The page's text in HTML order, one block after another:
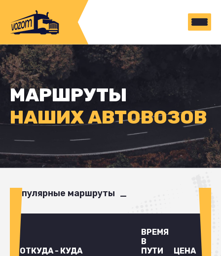
МАРШРУТЫ
НАШИХ АВТОВОЗОВ
Популярные маршруты
ОТКУДА - КУДА
ВРЕМЯ
В
ПУТИ
ЦЕНА